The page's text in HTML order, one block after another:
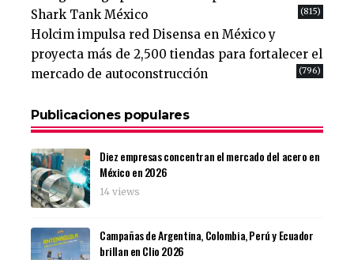
Shark Tank México
(815)
Holcim impulsa red Disensa en México y
proyecta más de 2,500 tiendas para fortalecer el
mercado de autoconstrucción
(796)
Publicaciones populares
Diez empresas concentran el mercado del acero en
México en 2026
14 views
Campañas de Argentina, Colombia, Perú y Ecuador
brillan en Clio 2026